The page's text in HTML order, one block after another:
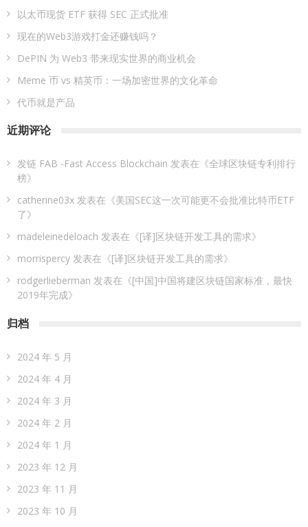
以太币现货 ETF 获得 SEC 正式批准
现在的Web3游戏打金还赚钱吗？
DePIN 为 Web3 带来现实世界的商业机会
Meme 币 vs 精英币：一场加密世界的文化革命
代币就是产品
近期评论
发链 FAB -Fast Access Blockchain 发表在《全球区块链专利排行
榜》
catherine03x 发表在《美国SEC这一次可能更不会批准比特币ETF
了》
madeleinedeloach 发表在《[译]区块链开发工具的需求》
morrispercy 发表在《[译]区块链开发工具的需求》
rodgerlieberman 发表在《[中国]中国将建区块链国家标准，最快
2019年完成》
归档
2024 年 5 月
2024 年 4 月
2024 年 3 月
2024 年 2 月
2024 年 1 月
2023 年 12 月
2023 年 11 月
2023 年 10 月